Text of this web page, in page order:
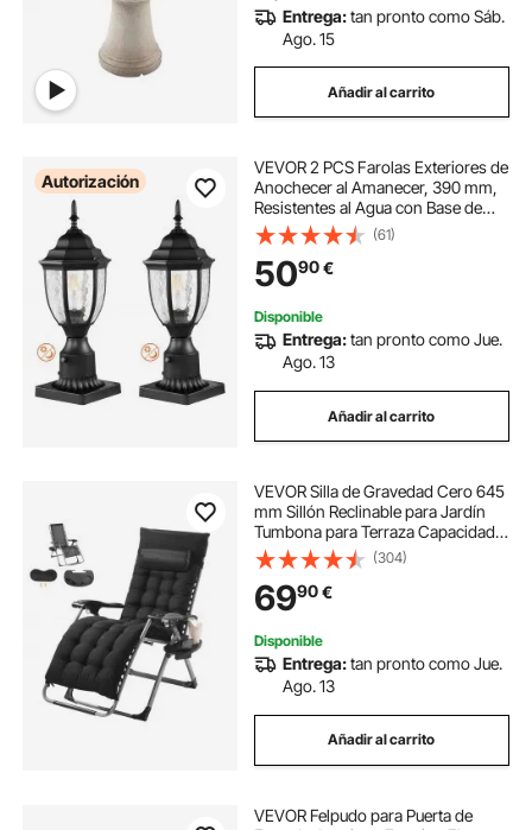
Entrega:tan pronto como Sáb.
Ago. 15
Añadir al carrito
Autorización
VEVOR 2 PCS Farolas Exteriores de
Anochecer al Amanecer, 390 mm,
Resistentes al Agua con Base de
Montaje en Pilar de 9 cm, Pantalla
de Vidrio Farola Exterior a Prueba
de Rayos para Patio, Jardín
(61)
5090€
Disponible
Entrega:tan pronto como Jue.
Ago. 13
Añadir al carrito
VEVOR Silla de Gravedad Cero 645
mm Sillón Reclinable para Jardín
Tumbona para Terraza Capacidad
de 226,8 kg Tumbona
Antigravedad Ajustable con Cojín
Reposacabezas Reposapiés
Portavasos, Negro
(304)
6990€
Disponible
Entrega:tan pronto como Jue.
Ago. 13
Añadir al carrito
VEVOR Felpudo para Puerta de